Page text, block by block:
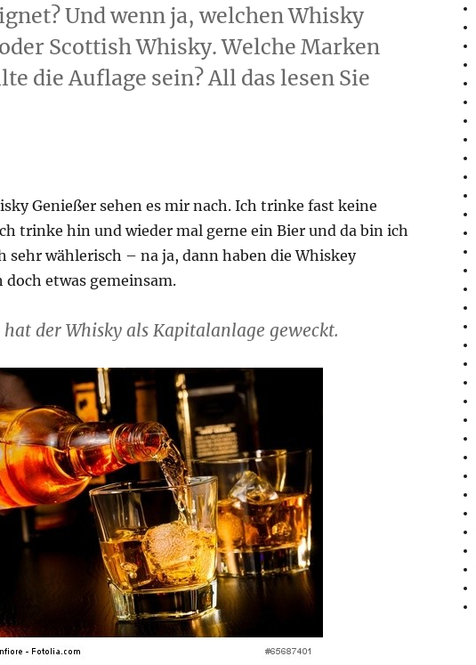
Und wenn ja, welchen Whisky
Scottish Whisky. Welche Marken
die Auflage sein? All das lesen Sie
Genießer sehen es mir nach. Ich trinke fast keine
trinke hin und wieder mal gerne ein Bier und da bin ich
sehr wählerisch – na ja, dann haben die Whiskey
doch etwas gemeinsam.
der Whisky als Kapitalanlage geweckt.